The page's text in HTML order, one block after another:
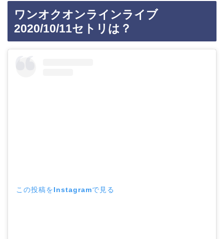
ワンオクオンラインライブ
2020/10/11セトリは？
この投稿をInstagramで見る